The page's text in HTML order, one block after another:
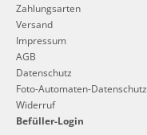
Zahlungsarten
Versand
Impressum
AGB
Datenschutz
Foto-Automaten-Datenschutz
Widerruf
Befüller-Login